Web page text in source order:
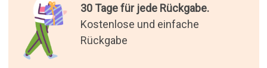
30 Tage für jede Rückgabe.
Kostenlose und einfache
Rückgabe